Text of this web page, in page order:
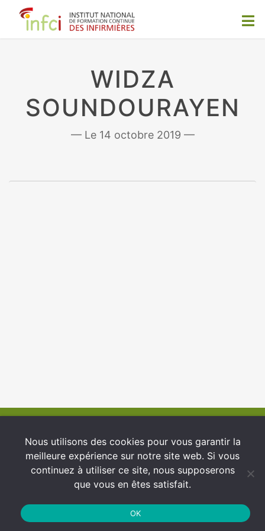
WIDZA
SOUNDOURAYEN
14 octobre 2019
Nous utilisons des cookies pour vous garantir la
meilleure expérience sur notre site web. Si vous
continuez à utiliser ce site, nous supposerons
que vous en êtes satisfait.
OK
Conditions générales d’utilisation
Protection des Données